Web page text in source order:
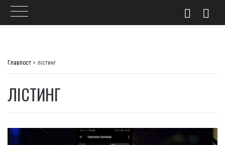
Главпост > лістинг
ЛІСТИНГ